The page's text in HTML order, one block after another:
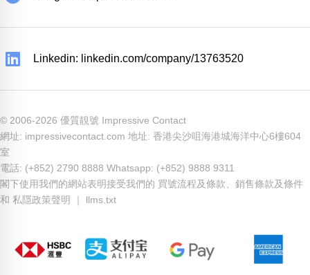
Linkedin: linkedin.com/company/13763520
© 2006-2026 優質靚號 Impressive Contact
網址: impressivecontact.com 地址: 香港尖沙咀海港城海洋中心6樓604
室
電話: (+852) 2790 8888 Whatsapp: (+852) 9888 9311
閣下使用我們的網站表明接受我們的 買號流程及條款
銷售條款及條件
和 私隱政策聲明 llms.txt